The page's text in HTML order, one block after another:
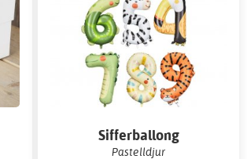
Sifferballong
Pastelldjur